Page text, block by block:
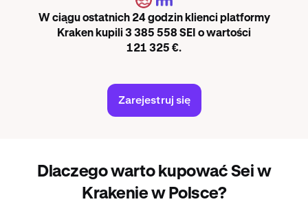
W ciągu ostatnich 24 godzin klienci platformy
Kraken kupili 3 385 558 SEI o wartości
121 325 €.
Zarejestruj się
Dlaczego warto kupować Sei w
Krakenie w Polsce?